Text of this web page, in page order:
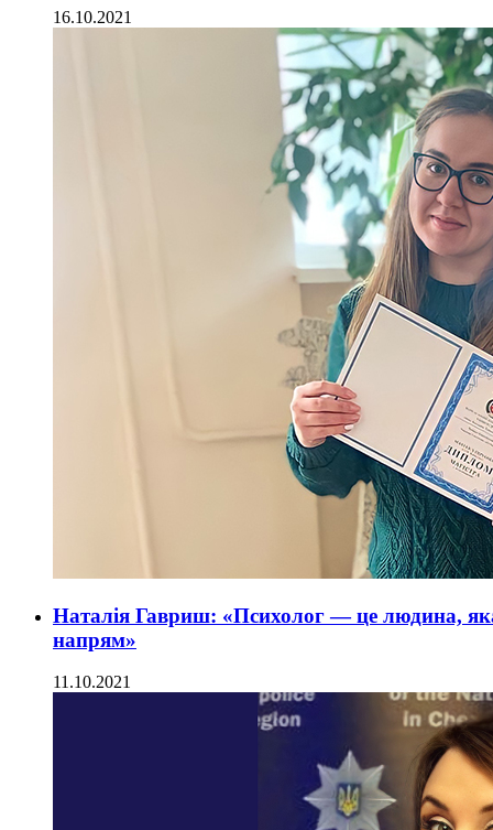
16.10.2021
Наталія Гавриш: «Психолог — це людина,
напрям»
11.10.2021